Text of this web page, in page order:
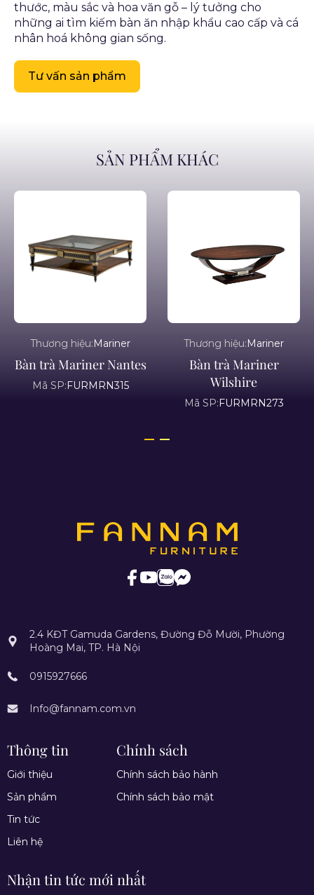
thước, màu sắc và hoa văn gỗ – lý tưởng cho
những ai tìm kiếm bàn ăn nhập khẩu cao cấp và cá
nhân hoá không gian sống.
Tư vấn sản phẩm
SẢN PHẨM KHÁC
Thương hiệu:Mariner
Bàn trà Mariner Nantes
Mã SP:FURMRN315
Thương hiệu:Mariner
Bàn trà Mariner
Wilshire
Mã SP:FURMRN273
2.4 KĐT Gamuda Gardens, Đường Đỗ Mười, Phường
Hoàng Mai, TP. Hà Nội
0915927666
Info@fannam.com.vn
Thông tin
Giới thiệu
Sản phẩm
Tin tức
Liên hệ
Chính sách
Chính sách bảo hành
Chính sách bảo mật
Nhận tin tức mới nhất